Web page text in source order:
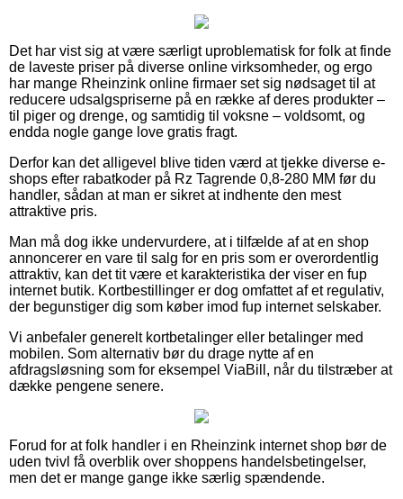
Det har vist sig at være særligt uproblematisk for folk at finde
de laveste priser på diverse online virksomheder, og ergo
har mange Rheinzink online firmaer set sig nødsaget til at
reducere udsalgspriserne på en række af deres produkter –
til piger og drenge, og samtidig til voksne – voldsomt, og
endda nogle gange love gratis fragt.
Derfor kan det alligevel blive tiden værd at tjekke diverse e-
shops efter rabatkoder på Rz Tagrende 0,8-280 MM før du
handler, sådan at man er sikret at indhente den mest
attraktive pris.
Man må dog ikke undervurdere, at i tilfælde af at en shop
annoncerer en vare til salg for en pris som er overordentlig
attraktiv, kan det tit være et karakteristika der viser en fup
internet butik. Kortbestillinger er dog omfattet af et regulativ,
der begunstiger dig som køber imod fup internet selskaber.
Vi anbefaler generelt kortbetalinger eller betalinger med
mobilen. Som alternativ bør du drage nytte af en
afdragsløsning som for eksempel ViaBill, når du tilstræber at
dække pengene senere.
Forud for at folk handler i en Rheinzink internet shop bør de
uden tvivl få overblik over shoppens handelsbetingelser,
men det er mange gange ikke særlig spændende.